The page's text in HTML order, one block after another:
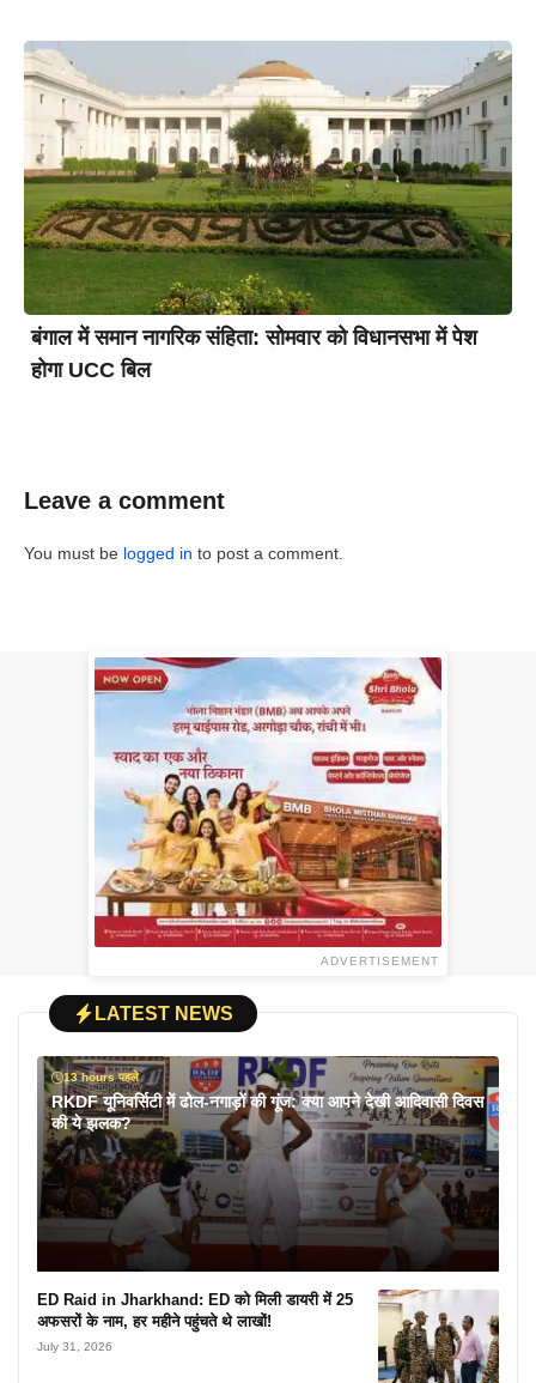
बंगाल में समान नागरिक संहिता: सोमवार को विधानसभा में पेश
होगा UCC बिल
Leave a comment
You must be logged in to post a comment.
ADVERTISEMENT
LATEST NEWS
13 hours पहले
RKDF यूनिवर्सिटी में ढोल-नगाड़ों की गूंज: क्या आपने देखी आदिवासी दिवस
की ये झलक?
ED Raid in Jharkhand: ED को मिली डायरी में 25
अफसरों के नाम, हर महीने पहुंचते थे लाखों!
July 31, 2026